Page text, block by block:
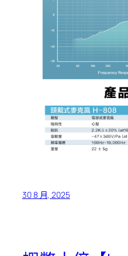
30 8 月, 2025